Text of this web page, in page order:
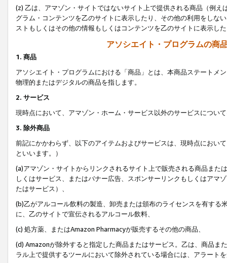
(z) 乙は、アマゾン・サイトではないサイト上で提供される商品（例
グラム・コンテンツを乙のサイトに表示したり、その他の利用をしな
ストもしくはその他の情報もしくはコンテンツを乙のサイトに表示し
アソシエイト・プログラムの商
1. 商品
アソシエイト・プログラムにおける「商品」とは、本商品ステートメ
物理的またはデジタルの商品を指します。
2. サービス
現時点において、アマゾン・ホーム・サービス以外のサービスについ
3. 除外商品
前記にかかわらず、以下のアイテムおよびサービスは、現時点におい
といいます。）
(a)アマゾン・サイトからリンクされるサイト上で販売される商品ま
しくはサービス、またはバナー広告、スポンサーリンクもしくはアマ
たはサービス）、
(b)乙がアルコール飲料の製造、卸売または頒布のライセンスを有す
に、乙のサイトで宣伝されるアルコール飲料、
(c) 処方薬、またはAmazon Pharmacyが販売するその他の商品、
(d) Amazonが除外すると指定した商品またはサービス。乙は、商品ま
ラル上で提供するツールにおいて除外されている場合には、アラート